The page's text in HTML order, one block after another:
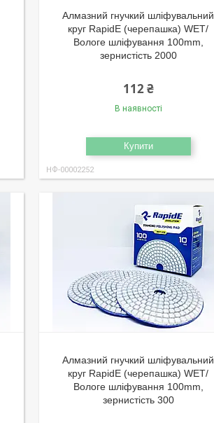
Алмазний гнучкий шліфувальний
круг RapidE (черепашка) WET/
Вологе шліфування 100mm,
зернистість 2000
112 ₴
В наявності
Купити
НФ-00002252
Алмазний гнучкий шліфувальний
круг RapidE (черепашка) WET/
Вологе шліфування 100mm,
зернистість 300